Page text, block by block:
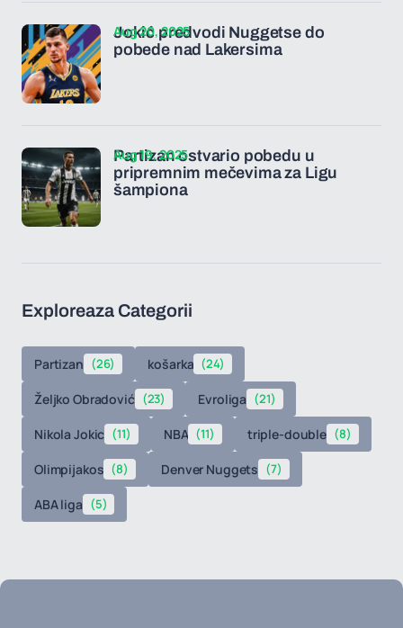
Jokić predvodi Nuggetse do
pobede nad Lakersima
Aug 20, 2025
Partizan ostvario pobedu u
pripremnim mečevima za Ligu
šampiona
Aug 19, 2025
Exploreaza Categorii
Partizan (26) košarka (24)
Željko Obradović (23) Evroliga (21)
Nikola Jokic (11) NBA (11) triple-double (8)
Olimpijakos (8) Denver Nuggets (7)
ABA liga (5)